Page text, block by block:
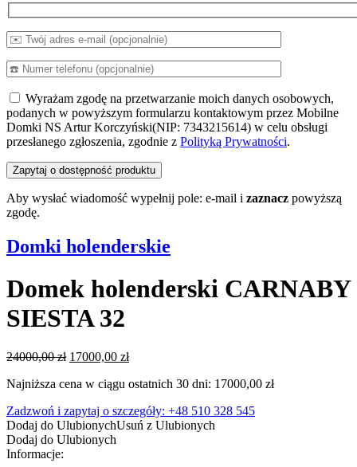
Wyrażam zgodę na przetwarzanie moich danych osobowych,
podanych w powyższym formularzu kontaktowym przez Mobilne
Domki NS Artur Korczyński(NIP: 7343215614) w celu obsługi
przesłanego zgłoszenia, zgodnie z Polityką Prywatności.
Aby wysłać wiadomość wypełnij pole: e-mail i zaznacz powyższą
zgodę.
Domki holenderskie
Domek holenderski CARNABY
SIESTA 32
24000,00zł Pierwotna
wynosiła:
17000,00 złAktualna
wynosi:
Najniższa cena w ciągu ostatnich 30 dni: 17000,00 zł
Zadzwoń i zapytaj o szczegóły: +48 510 328 545
Dodaj do UlubionychUsuń z Ulubionych
Dodaj do Ulubionych
Informacje: